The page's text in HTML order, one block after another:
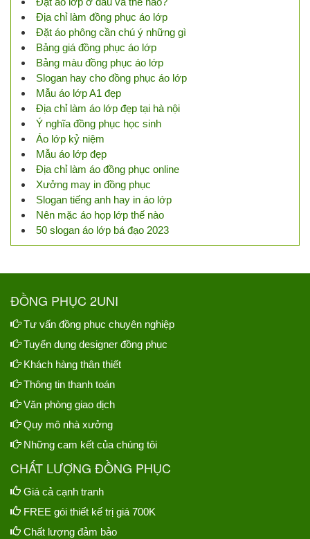
Địa chỉ làm đồng phục áo lớp
Đặt áo phông cần chú ý những gì
Bảng giá đồng phục áo lớp
Bảng màu đồng phục áo lớp
Slogan hay cho đồng phục áo lớp
Mẫu áo lớp A1 đẹp
Địa chỉ làm áo lớp đẹp tại hà nội
Ý nghĩa đồng phục học sinh
Áo lớp kỷ niệm
Mẫu áo lớp đẹp
Địa chỉ làm áo đồng phục online
Xưởng may in đồng phục
Slogan tiếng anh hay in áo lớp
Nên mặc áo họp lớp thế nào
50 slogan áo lớp bá đạo 2023
ĐỒNG PHỤC 2UNI
Tư vấn đồng phục chuyên nghiệp
Tuyển dụng designer đồng phục
Khách hàng thân thiết
Thông tin thanh toán
Văn phòng giao dịch
Quy mô nhà xưởng
Những cam kết của chúng tôi
CHẤT LƯỢNG ĐỒNG PHỤC
Giá cả cạnh tranh
FREE gói thiết kế trị giá 700K
Chất lượng đảm bảo